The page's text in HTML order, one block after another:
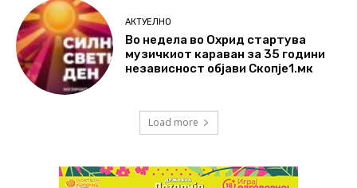
АКТУЕЛНО
Во недела во Охрид стартува
музичкиот караван за 35 години
независност објави Скопје1.мк
Load more